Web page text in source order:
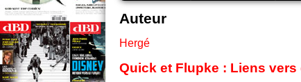
Auteur
Hergé
Quick et Flupke : Liens